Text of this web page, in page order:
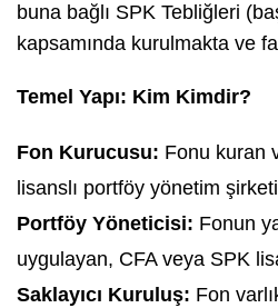
buna bağlı SPK Tebliğleri
kapsamında kurulmakta ve
Temel Yapı: Kim Kimdir?
Fon Kurucusu: Fonu kuran
lisanslı portföy yönetim
Portföy Yöneticisi: Fonun
uygulayan, CFA veya SPK
Saklayıcı Kuruluş: Fon